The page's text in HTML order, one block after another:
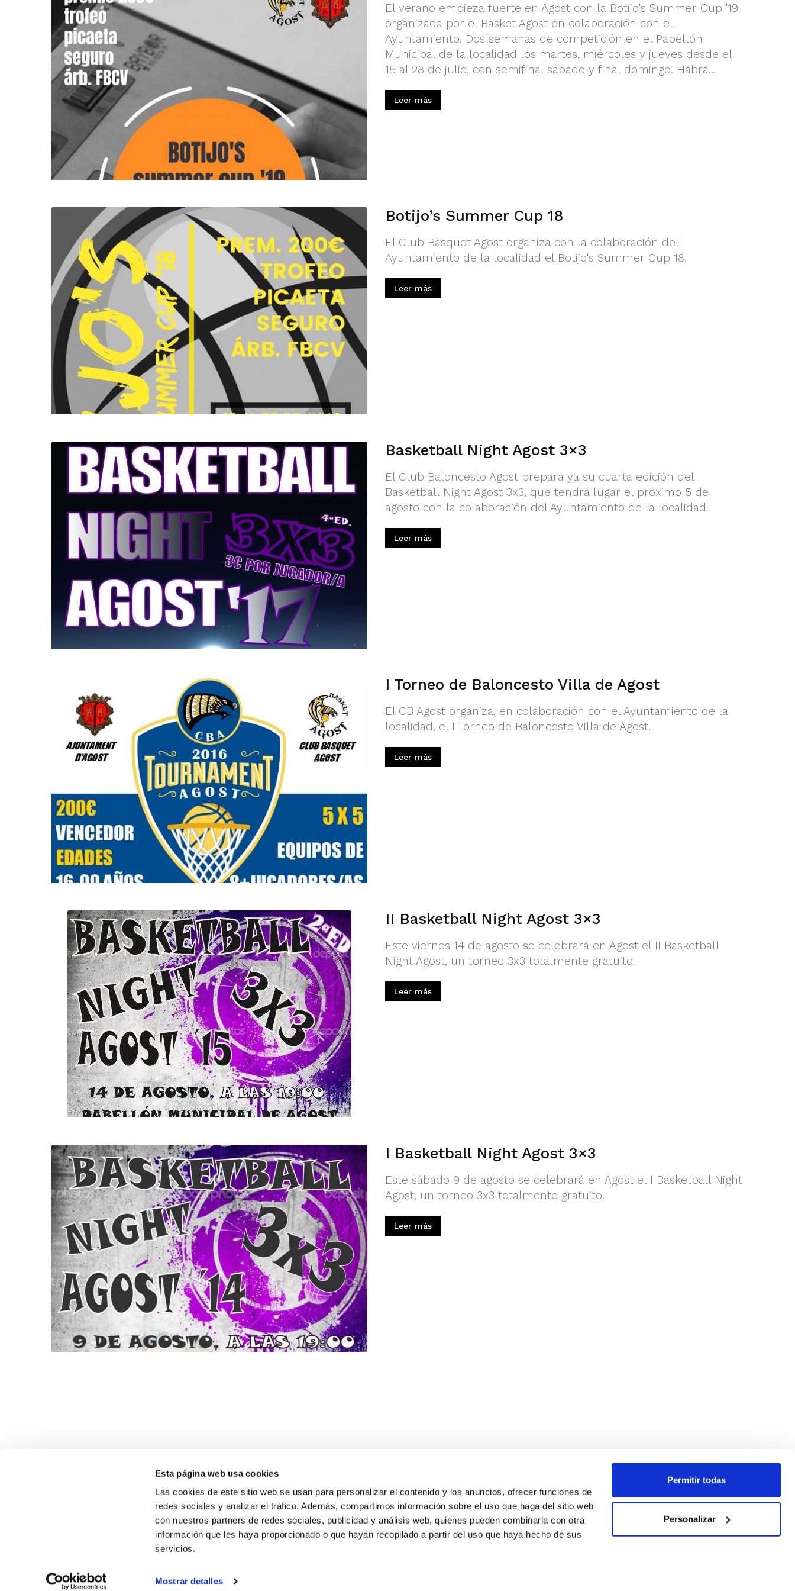
Esta página web usa cookies
Las cookies de este sitio web se usan para personalizar el contenido y los anuncios, ofrecer funciones de
redes sociales y analizar el tráfico. Además, compartimos información sobre el uso que haga del sitio web
con nuestros partners de redes sociales, publicidad y análisis web, quienes pueden combinarla con otra
información que les haya proporcionado o que hayan recopilado a partir del uso que haya hecho de sus
servicios.
Mostrar detalles
Permitir todas
Personalizar
El verano empieza fuerte en Agost con la Botijo's Summer Cup '19
organizada por el Basket Agost en colaboración con el
Ayuntamiento. Dos semanas de competición en el Pabellón
Municipal de la localidad los martes, miércoles y jueves desde el
15 al 28 de julio, con semifinal sábado y final domingo. Habrá...
Leer más
Botijo’s Summer Cup 18
El Club Bàsquet Agost organiza con la colaboración del
Ayuntamiento de la localidad el Botijo's Summer Cup 18.
Leer más
Basketball Night Agost 3×3
El Club Baloncesto Agost prepara ya su cuarta edición del
Basketball Night Agost 3x3, que tendrá lugar el próximo 5 de
agosto con la colaboración del Ayuntamiento de la localidad.
Leer más
I Torneo de Baloncesto Villa de Agost
El CB Agost organiza, en colaboración con el Ayuntamiento de la
localidad, el I Torneo de Baloncesto Villa de Agost.
Leer más
II Basketball Night Agost 3×3
Este viernes 14 de agosto se celebrará en Agost el II Basketball
Night Agost, un torneo 3x3 totalmente gratuito.
Leer más
I Basketball Night Agost 3×3
Este sábado 9 de agosto se celebrará en Agost el I Basketball Night
Agost, un torneo 3x3 totalmente gratuito.
Leer más
SOBRE NOSOTROS
VALENCIA
SÍGUENOS